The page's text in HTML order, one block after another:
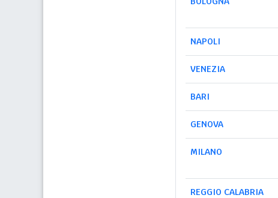
NAPOLI
VENEZIA
BARI
GENOVA
MILANO
REGGIO CALABRIA